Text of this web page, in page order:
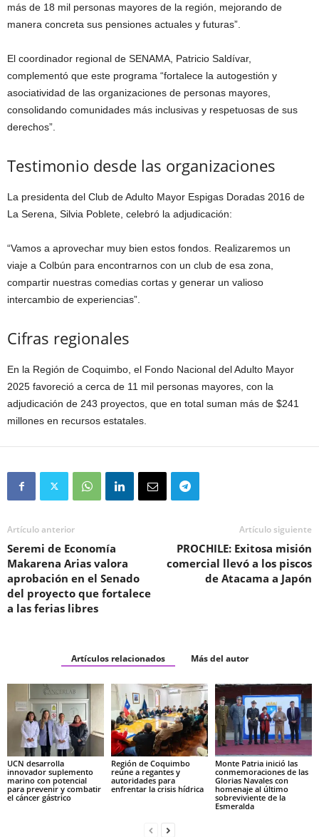
más de 18 mil personas mayores de la región, mejorando de
manera concreta sus pensiones actuales y futuras”.
El coordinador regional de SENAMA, Patricio Saldívar,
complementó que este programa “fortalece la autogestión y
asociatividad de las organizaciones de personas mayores,
consolidando comunidades más inclusivas y respetuosas de sus
derechos”.
Testimonio desde las organizaciones
La presidenta del Club de Adulto Mayor Espigas Doradas 2016 de
La Serena, Silvia Poblete, celebró la adjudicación:
“Vamos a aprovechar muy bien estos fondos. Realizaremos un
viaje a Colbún para encontrarnos con un club de esa zona,
compartir nuestras comedias cortas y generar un valioso
intercambio de experiencias”.
Cifras regionales
En la Región de Coquimbo, el Fondo Nacional del Adulto Mayor
2025 favoreció a cerca de 11 mil personas mayores, con la
adjudicación de 243 proyectos, que en total suman más de $241
millones en recursos estatales.
Artículo anterior
Seremi de Economía
Makarena Arias valora
aprobación en el Senado
del proyecto que fortalece
a las ferias libres
Artículo siguiente
PROCHILE: Exitosa misión
comercial llevó a los piscos
de Atacama a Japón
Artículos relacionados Más del autor
UCN desarrolla
innovador suplemento
marino con potencial
para prevenir y combatir
el cáncer gástrico
Región de Coquimbo
reúne a regantes y
autoridades para
enfrentar la crisis hídrica
Monte Patria inició las
conmemoraciones de las
Glorias Navales con
homenaje al último
sobreviviente de la
Esmeralda